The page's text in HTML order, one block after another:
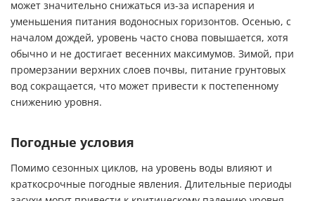
может значительно снижаться из-за испарения и
уменьшения питания водоносных горизонтов. Осенью, с
началом дождей, уровень часто снова повышается, хотя
обычно и не достигает весенних максимумов. Зимой, при
промерзании верхних слоев почвы, питание грунтовых
вод сокращается, что может привести к постепенному
снижению уровня.
Погодные условия
Помимо сезонных циклов, на уровень воды влияют и
краткосрочные погодные явления. Длительные периоды